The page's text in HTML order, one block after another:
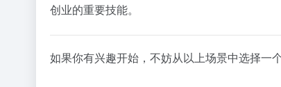
创业的重要技能。
如果你有兴趣开始，不妨从以上场景中选择一